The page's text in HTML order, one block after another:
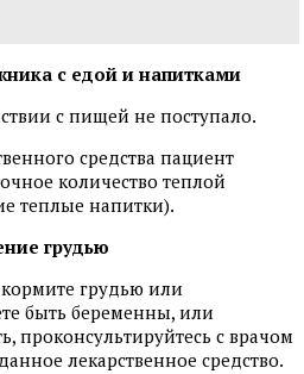
с едой и напитками
с пищей не поступало.
средства пациент
количество теплой
теплые напитки).
грудью
грудью или
быть беременны, или
проконсультируйтесь с врачом
лекарственное средство.